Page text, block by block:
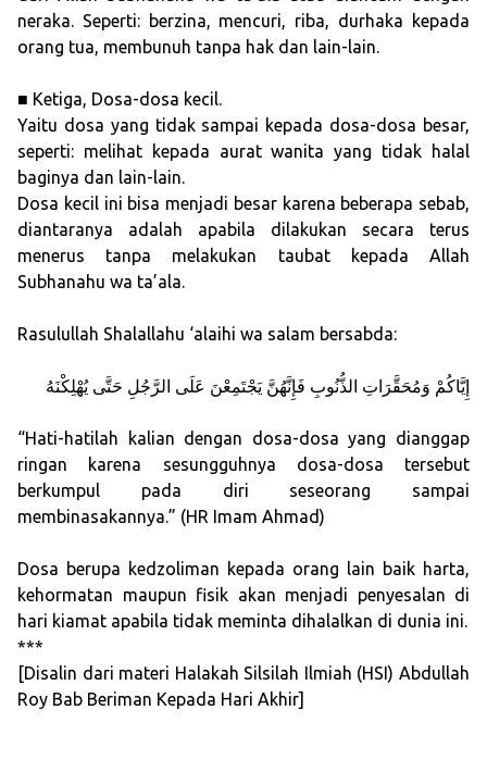
neraka. Seperti: berzina, mencuri, riba, durhaka kepada
orang tua, membunuh tanpa hak dan lain-lain.
■ Ketiga, Dosa-dosa kecil.
Yaitu dosa yang tidak sampai kepada dosa-dosa besar,
seperti: melihat kepada aurat wanita yang tidak halal
baginya dan lain-lain.
Dosa kecil ini bisa menjadi besar karena beberapa sebab,
diantaranya adalah apabila dilakukan secara terus
menerus tanpa melakukan taubat kepada Allah
Subhanahu wa ta’ala.
Rasulullah Shalallahu ‘alaihi wa salam bersabda:
ﺇِﻳَّﺎﻛُﻢْ ﻭَﻣُﺤَﻘَّﺮَﺍﺕِ ﺍﻟﺬُّﻧُﻮﺏِ ﻓَﺈِﻧَّﻬُﻦَّ ﻳَﺠْﺘَﻤِﻌْﻦَ ﻋَﻠَﻰ ﺍﻟﺮَّﺟُﻞِ ﺣَﺘَّﻰ ﻳُﻬْﻠِﻜْﻨَﻪُ
“Hati-hatilah kalian dengan dosa-dosa yang dianggap
ringan karena sesungguhnya dosa-dosa tersebut
berkumpul pada diri seseorang sampai
membinasakannya.” (HR Imam Ahmad)
Dosa berupa kedzoliman kepada orang lain baik harta,
kehormatan maupun fisik akan menjadi penyesalan di
hari kiamat apabila tidak meminta dihalalkan di dunia ini.
***
[Disalin dari materi Halakah Silsilah Ilmiah (HSI) Abdullah
Roy Bab Beriman Kepada Hari Akhir]